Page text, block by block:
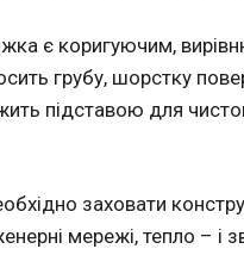
є коригуючим,
грубу, шорстку
підставою для
заховати
мережі, тепло – і